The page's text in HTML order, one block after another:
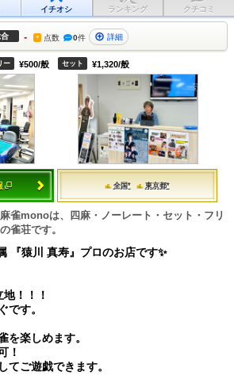
イチオシ ランキング クチコミ
- ? 点数 0件 詳細
ー ¥500/般 セット ¥1,320/般
全国* 東京都*
雀monoは、四麻・ノーレート・セット・フリ
雀荘です。
『猿川 真寿』プロのお店です✨
！！！
です。
を楽しめます。
！
てご遊戯できます。